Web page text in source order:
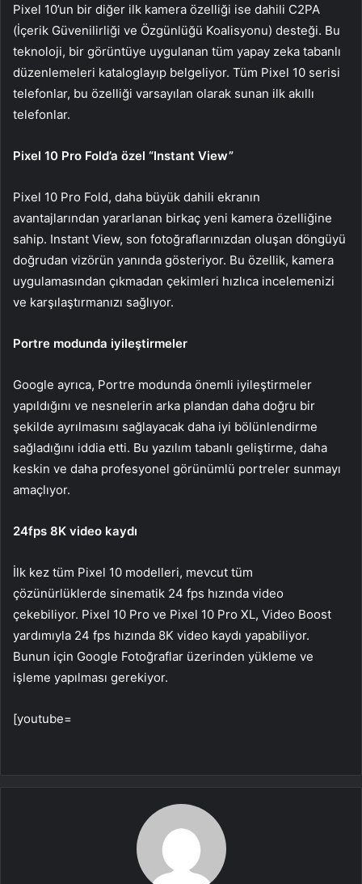
Pixel 10’un bir diğer ilk kamera özelliği ise dahili C2PA
(İçerik Güvenilirliği ve Özgünlüğü Koalisyonu) desteği. Bu
teknoloji, bir görüntüye uygulanan tüm yapay zeka tabanlı
düzenlemeleri kataloglayıp belgeliyor. Tüm Pixel 10 serisi
telefonlar, bu özelliği varsayılan olarak sunan ilk akıllı
telefonlar.
Pixel 10 Pro Fold’a özel “Instant View”
Pixel 10 Pro Fold, daha büyük dahili ekranın
avantajlarından yararlanan birkaç yeni kamera özelliğine
sahip. Instant View, son fotoğraflarınızdan oluşan döngüyü
doğrudan vizörün yanında gösteriyor. Bu özellik, kamera
uygulamasından çıkmadan çekimleri hızlıca incelemenizi
ve karşılaştırmanızı sağlıyor.
Portre modunda iyileştirmeler
Google ayrıca, Portre modunda önemli iyileştirmeler
yapıldığını ve nesnelerin arka plandan daha doğru bir
şekilde ayrılmasını sağlayacak daha iyi bölünlendirme
sağladığını iddia etti. Bu yazılım tabanlı geliştirme, daha
keskin ve daha profesyonel görünümlü portreler sunmayı
amaçlıyor.
24fps 8K video kaydı
İlk kez tüm Pixel 10 modelleri, mevcut tüm
çözünürlüklerde sinematik 24 fps hızında video
çekebiliyor. Pixel 10 Pro ve Pixel 10 Pro XL, Video Boost
yardımıyla 24 fps hızında 8K video kaydı yapabiliyor.
Bunun için Google Fotoğraflar üzerinden yükleme ve
işleme yapılması gerekiyor.
[youtube=